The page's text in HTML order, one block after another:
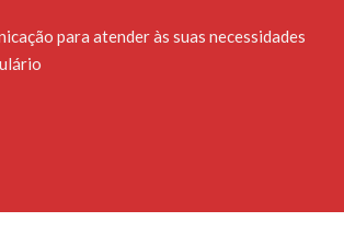
para atender às suas necessidades